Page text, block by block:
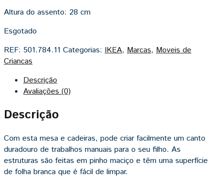
Altura do assento: 28 cm
Esgotado
REF: 501.784.11 Categorias: IKEA, Marcas, Moveis de
Criancas
Descrição
Avaliações (0)
Descrição
Com esta mesa e cadeiras, pode criar facilmente um canto
duradouro de trabalhos manuais para o seu filho. As
estruturas são feitas em pinho maciço e têm uma superfície
de folha branca que é fácil de limpar.